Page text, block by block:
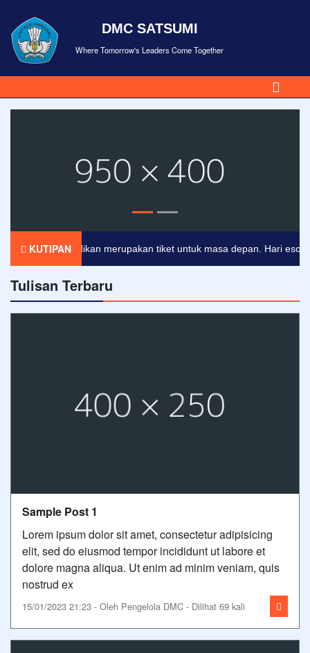
DMC SATSUMI
Where Tomorrow's Leaders Come Together
KUTIPAN
Pendidikan merupakan tiket untuk masa depan. Hari esok
Tulisan Terbaru
Sample Post 1
Lorem ipsum dolor sit amet, consectetur adipisicing
elit, sed do eiusmod tempor incididunt ut labore et
dolore magna aliqua. Ut enim ad minim veniam, quis
nostrud ex
15/01/2023 21:23 - Oleh Pengelola DMC - Dilihat 69 kali